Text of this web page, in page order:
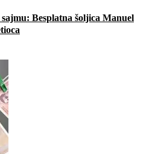
Besplatna šoljica Manuel